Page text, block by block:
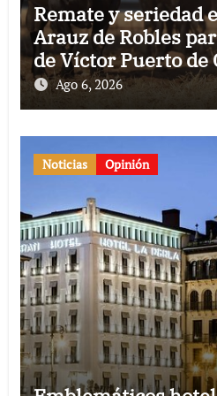
Remate y seriedad
Arauz de Robles
de Víctor Puerto de
gran momento de
Ago 6, 2026
Noticias Opinión